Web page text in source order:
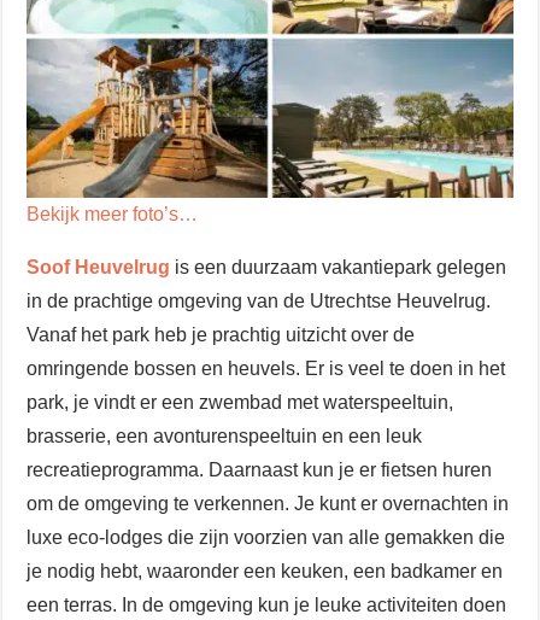
Bekijk meer foto’s…
Soof Heuvelrug is een duurzaam vakantiepark gelegen
in de prachtige omgeving van de Utrechtse Heuvelrug.
Vanaf het park heb je prachtig uitzicht over de
omringende bossen en heuvels. Er is veel te doen in het
park, je vindt er een zwembad met waterspeeltuin,
brasserie, een avonturenspeeltuin en een leuk
recreatieprogramma. Daarnaast kun je er fietsen huren
om de omgeving te verkennen. Je kunt er overnachten in
luxe eco-lodges die zijn voorzien van alle gemakken die
je nodig hebt, waaronder een keuken, een badkamer en
een terras. In de omgeving kun je leuke activiteiten doen